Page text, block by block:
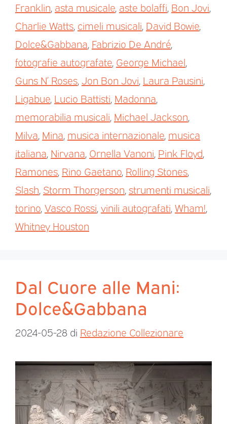
Franklin, asta musicale, aste bolaffi, Bon Jovi,
Charlie Watts, cimeli musicali, David Bowie,
Dolce&Gabbana, Fabrizio De André,
fotografie autografate, George Michael,
Guns N’ Roses,Jon Bon Jovi, Laura Pausini,
Ligabue, Lucio Battisti, Madonna,
memorabilia musicali, Michael Jackson,
Milva, Mina, musica internazionale, musica
italiana, Nirvana, Ornella Vanoni, Pink Floyd,
Ramones, Rino Gaetano, Rolling Stones,
Slash, Storm Thorgerson,strumenti musicali,
torino,Vasco Rossi,vinili autografati,Wham!,
Whitney Houston
Dal Cuore alle Mani:
Dolce&Gabbana
2024-05-28 di Redazione Collezionare